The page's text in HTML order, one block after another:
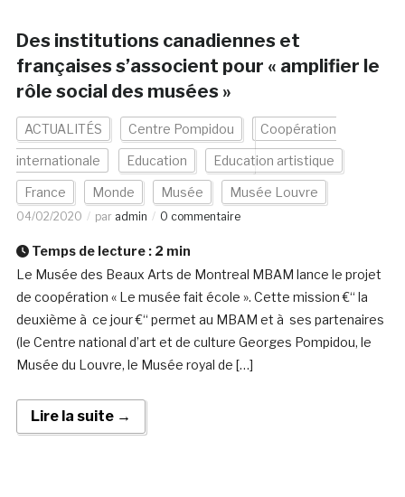
Des institutions canadiennes et
françaises s’associent pour « amplifier le
rôle social des musées »
ACTUALITÉS Centre Pompidou Coopération
internationale Education Education artistique
France Monde Musée Musée Louvre
04/02/2020 par admin 0 commentaire
Temps de lecture : 2 min
Le Musée des Beaux Arts de Montreal MBAM lance le projet
de coopération « Le musée fait école ». Cette mission €“ la
deuxième à ce jour €“ permet au MBAM et à ses partenaires
(le Centre national d’art et de culture Georges Pompidou, le
Musée du Louvre, le Musée royal de […]
Lire la suite →